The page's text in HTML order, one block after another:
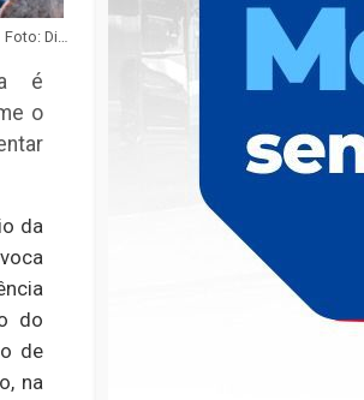
é
o
da
do
de
na